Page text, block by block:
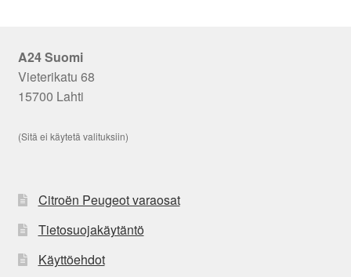
A24 Suomi
Vieterikatu 68
15700 Lahti
(Sitä ei käytetä valituksiin)
Citroën Peugeot varaosat
Tietosuojakäytäntö
Käyttöehdot